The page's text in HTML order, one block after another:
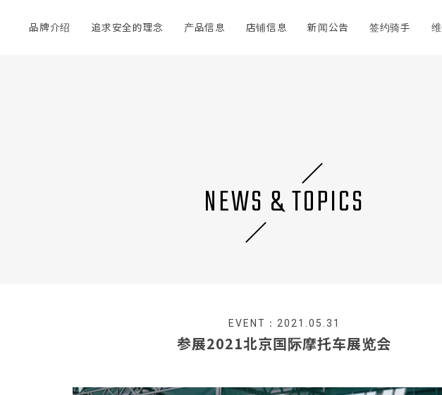
品牌介绍 追求安全的理念 产品信息 店铺信息 新闻公告 签约骑手
NEWS & TOPICS
EVENT：2021.05.31
参展2021北京国际摩托车展览会